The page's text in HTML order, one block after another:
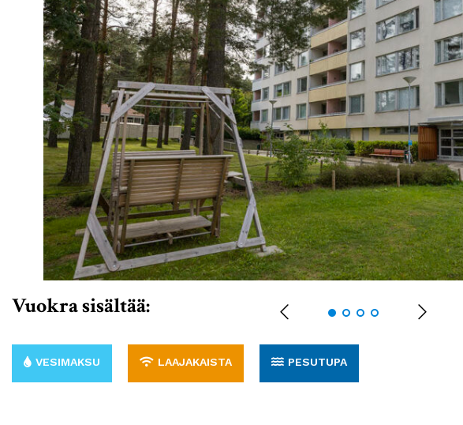
Vuokra sisältää:
VESIMAKSU LAAJAKAISTA PESUTUPA